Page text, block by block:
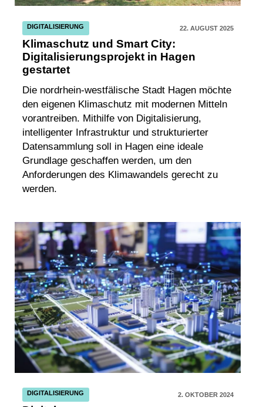
DIGITALISIERUNG 22. AUGUST 2025
Klimaschutz und Smart City:
Digitalisierungsprojekt in Hagen
gestartet
Die nordrhein-westfälische Stadt Hagen möchte
den eigenen Klimaschutz mit modernen Mitteln
vorantreiben. Mithilfe von Digitalisierung,
intelligenter Infrastruktur und strukturierter
Datensammlung soll in Hagen eine ideale
Grundlage geschaffen werden, um den
Anforderungen des Klimawandels gerecht zu
werden.
DIGITALISIERUNG 2. OKTOBER 2024